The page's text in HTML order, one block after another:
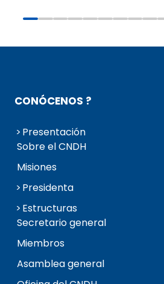
CONÓCENOS ?
Presentación
Sobre el CNDH
Misiones
Presidenta
Estructuras
Secretario general
Miembros
Asamblea general